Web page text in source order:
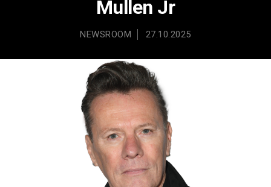
Mullen Jr
NEWSROOM 27.10.2025